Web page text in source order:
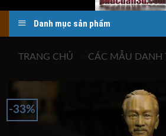
Danh mục sản phẩm
TRANG CHỦ CÁC MẪU DANH
-33%